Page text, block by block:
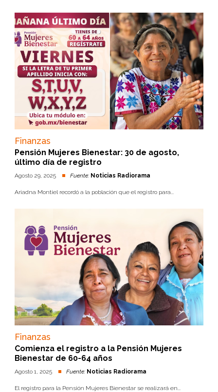
Finanzas
Pensión Mujeres Bienestar: 30 de agosto,
último día de registro
Agosto 29, 2025 Fuente: Noticias Radiorama
Ariadna Montiel recordó a la población que el registro para...
Finanzas
Comienza el registro a la Pensión Mujeres
Bienestar de 60-64 años
Agosto 1, 2025 Fuente: Noticias Radiorama
El registro para la Pensión Mujeres Bienestar se realizará en...